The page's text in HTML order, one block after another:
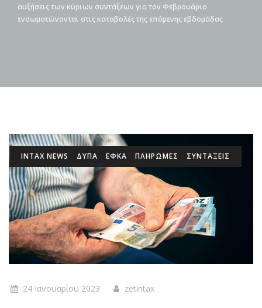
αυξήσεις των κύριων συντάξεων για τον Φεβρουάριο
ενσωματώνονται στις καταβολές της επόμενης εβδομάδας
INTAX NEWS ΔΥΠΑ ΕΦΚΑ ΠΛΗΡΩΜΕΣ ΣΥΝΤΑΞΕΙΣ
24 Ιανουαρίου 2023 zetintax